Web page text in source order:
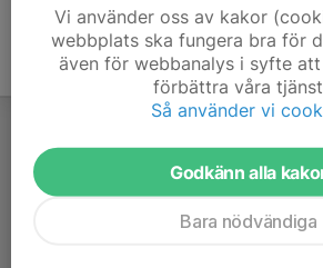
Vi använder oss av kakor
webbplats ska fungera bra för
även för webbanalys i syfte
förbättra våra
Så använder vi
Godkänn alla
Bara nödvändiga